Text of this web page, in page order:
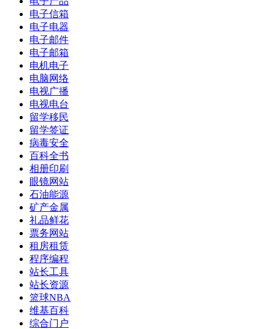
电子信箱
电子电器
电子邮件
电子邮箱
电机电子
电脑网络
电视广播
电视电台
留学移民
留学签证
病毒安全
百科全书
相册印刷
眼镜网站
石油能源
矿产金属
礼品鲜花
票务网站
租房租赁
程序编程
站长工具
站长资源
篮球NBA
维基百科
综合门户